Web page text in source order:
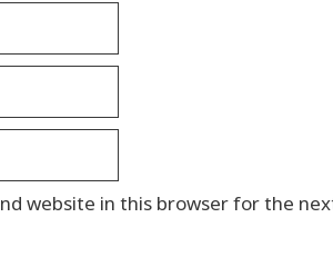
website in this browser for the